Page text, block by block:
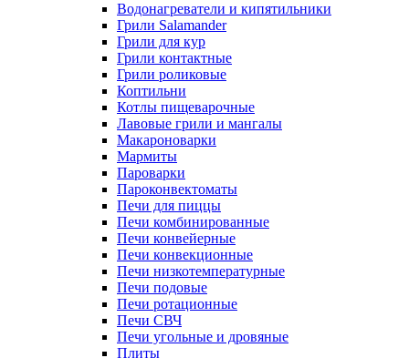
Водонагреватели и кипятильники
Грили Salamander
Грили для кур
Грили контактные
Грили роликовые
Коптильни
Котлы пищеварочные
Лавовые грили и мангалы
Макароноварки
Мармиты
Пароварки
Пароконвектоматы
Печи для пиццы
Печи комбинированные
Печи конвейерные
Печи конвекционные
Печи низкотемпературные
Печи подовые
Печи ротационные
Печи СВЧ
Печи угольные и дровяные
Плиты